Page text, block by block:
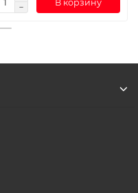
В корзину